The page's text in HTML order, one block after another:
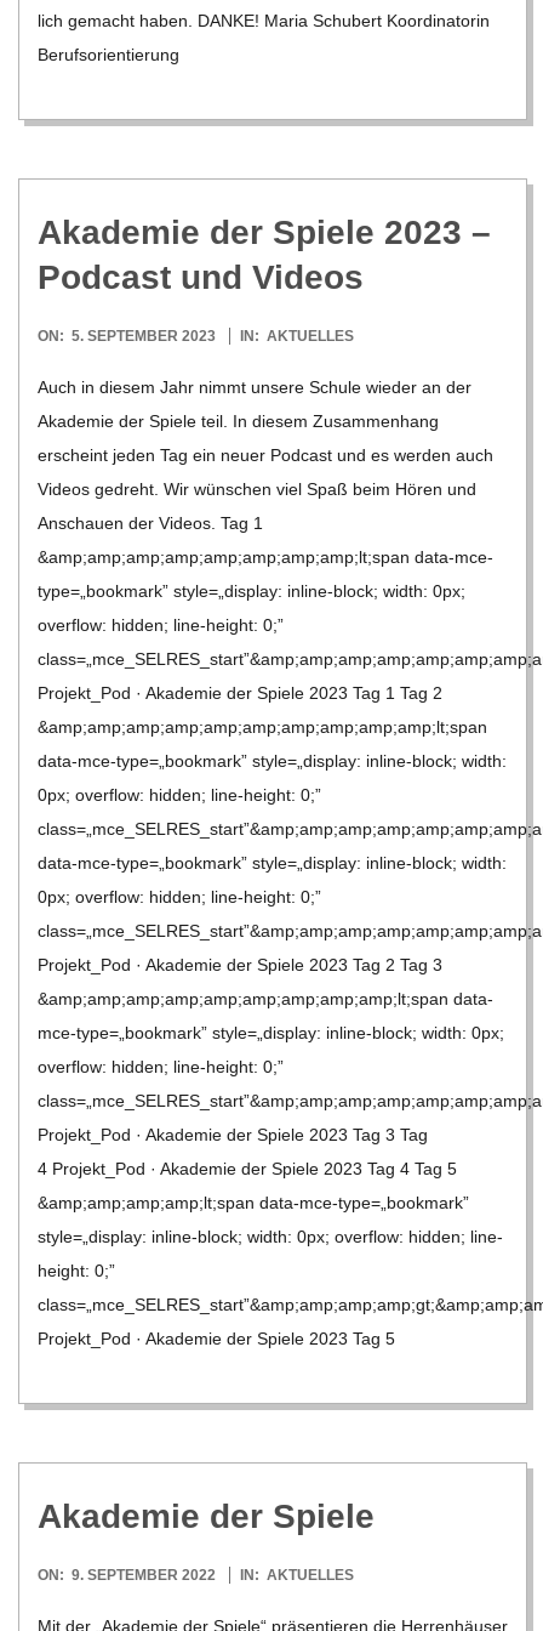
lich gemacht haben. DANKE! Maria Schu­bert Koor­di­na­to­rin
Berufs­ori­en­tie­rung
Aka­de­mie der Spiele 2023 –
Pod­cast und Videos
2023-
ON: 5. SEPTEMBER 2023 IN: AKTUELLES
Auch in die­sem Jahr nimmt unsere Schule wie­der an der
Aka­de­mie der Spiele teil. In die­sem Zusam­men­hang
erscheint jeden Tag ein neuer Pod­cast und es wer­den auch
Videos gedreht. Wir wün­schen viel Spaß beim Hören und
Anschauen der Videos. Tag 1
&amp;amp;amp;amp;amp;amp;amp;amp;lt;span data-mce-
type=„bookmark” style=„display: inline-block; width: 0px;
over­flow: hid­den; line-height: 0;”
Projekt_​​Pod · Aka­de­mie der Spiele 2023 Tag 1 Tag 2
&amp;amp;amp;amp;amp;amp;amp;amp;amp;amp;lt;span
data-mce-type=„bookmark” style=„display: inline-block; width:
0px; over­flow: hid­den; line-height: 0;”
data-mce-type=„bookmark” style=„display: inline-block; width:
0px; over­flow: hid­den; line-height: 0;”
Projekt_​​Pod · Aka­de­mie der Spiele 2023 Tag 2 Tag 3
&amp;amp;amp;amp;amp;amp;amp;amp;amp;lt;span data-
mce-type=„bookmark” style=„display: inline-block; width: 0px;
over­flow: hid­den; line-height: 0;”
Projekt_​​Pod · Aka­de­mie der Spiele 2023 Tag 3 Tag
4 Projekt_​​Pod · Aka­de­mie der Spiele 2023 Tag 4 Tag 5
&amp;amp;amp;amp;lt;span data-mce-type=„bookmark”
style=„display: inline-block; width: 0px; over­flow: hid­den; line-
height: 0;”
class=„mce_SELRES_start”&amp;amp;amp;amp;gt;
Projekt_​​Pod · Aka­de­mie der Spiele 2023 Tag 5
Aka­de­mie der Spiele
2022-
ON: 9. SEPTEMBER 2022 IN: AKTUELLES
Mit der „Aka­de­mie der Spiele“ prä­sen­tie­ren die Her­ren­häu­ser